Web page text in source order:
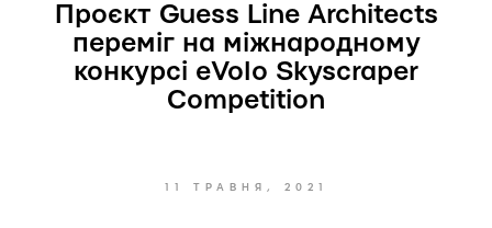
Проєкт Guess Line Architects
переміг на міжнародному
конкурсі eVolo Skyscraper
Competition
11 ТРАВНЯ, 2021